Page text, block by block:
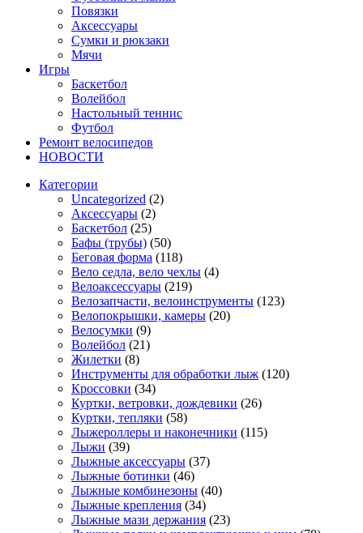
Повязки
Аксессуары
Сумки и рюкзаки
Мячи
Игры
Баскетбол
Волейбол
Настольный теннис
Футбол
Ремонт велосипедов
НОВОСТИ
Категории
Uncategorized (2)
Аксессуары (2)
Баскетбол (25)
Бафы (трубы) (50)
Беговая форма (118)
Вело седла, вело чехлы (4)
Велоаксессуары (219)
Велозапчасти, велоинструменты (123)
Велопокрышки, камеры (20)
Велосумки (9)
Волейбол (21)
Жилетки (8)
Инструменты для обработки лыж (120)
Кроссовки (34)
Куртки, ветровки, дождевики (26)
Куртки, тепляки (58)
Лыжероллеры и наконечники (115)
Лыжи (39)
Лыжные аксессуары (37)
Лыжные ботинки (46)
Лыжные комбинезоны (40)
Лыжные крепления (34)
Лыжные мази держания (23)